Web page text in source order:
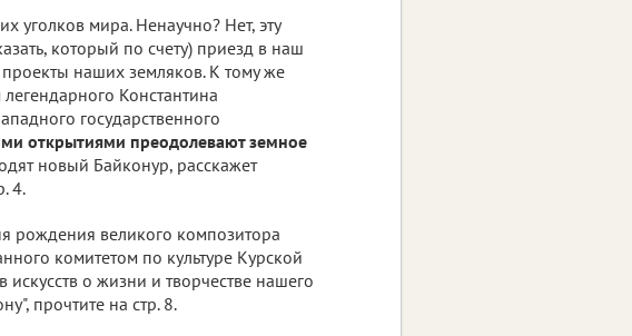
уголков мира. Ненаучно? Нет, эту
который по счету) приезд в наш
наших земляков. К тому же
Константина
государственного
открытиями преодолевают земное
новый Байконур, расскажет
4.
рождения великого композитора
комитетом по культуре Курской
о жизни и творчестве нашего
прочтите на стр. 8.